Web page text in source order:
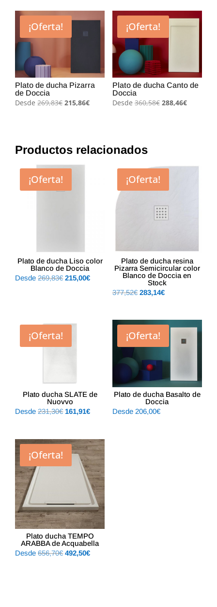
era:
215,86€.
era:
353,32€.
es:
265,00€.
¡Oferta!
Plato de ducha Pizarra
de Doccia
Desde 269,83€El
269,83€.
215,86€El
215,86€.
¡Oferta!
Plato de ducha Canto de
Doccia
Desde 360,58€ El
288,46€El
Productos relacionados
¡Oferta!
Plato de ducha Liso color
Blanco de Doccia
Desde 269,83€ El
269,83€.
215,00€El
¡Oferta!
Plato de ducha resina
Pizarra Semicircular color
Blanco de Doccia en
Stock
377,52€ El
377,52€.
283,14€El
es:
283,14€.
¡Oferta!
Plato ducha SLATE de
Nuovvo
Desde 231,30€ El
era:
231,30€.
161,91€El
es:
161,91€.
¡Oferta!
Plato de ducha Basalto de
Doccia
Desde 206,00€
¡Oferta!
Plato ducha TEMPO
ARABBA de Acquabella
Desde 656,70€ El
492,50€El